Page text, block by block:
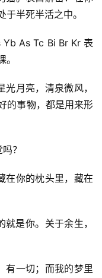
半死半活之中。
As Tc Bi Br Kr 表
月亮，清泉微风，
的事物，都是用来形
？
在你的枕头里，藏在
是你。关于余生，
有一切；而我的梦里